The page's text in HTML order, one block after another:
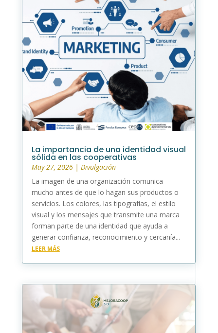
La importancia de una identidad visual
sólida en las cooperativas
May 27, 2026| Divulgación
La imagen de una organización comunica
mucho antes de que lo hagan sus productos o
servicios. Los colores, las tipografías, el estilo
visual y los mensajes que transmite una marca
forman parte de una identidad que ayuda a
generar confianza, reconocimiento y cercanía...
LEER MÁS